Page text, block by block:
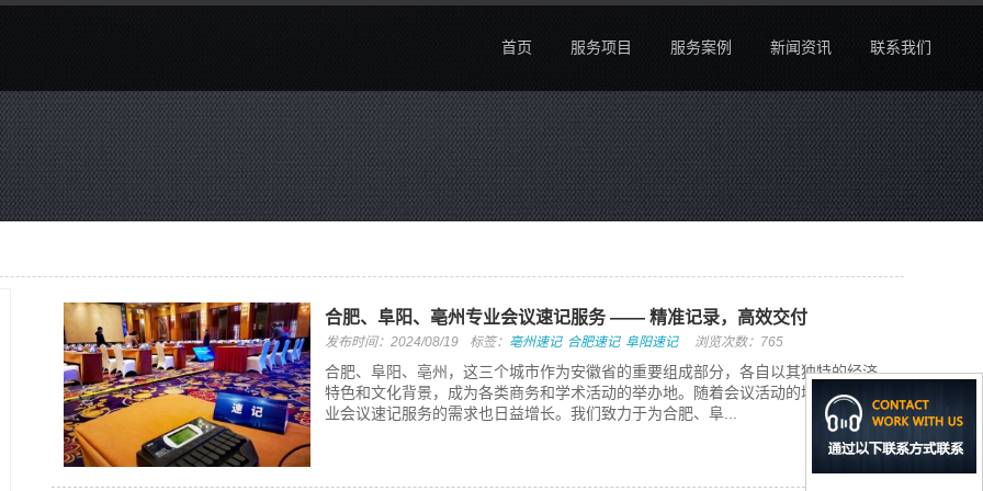
首页 服务项目 服务案例 新闻资讯 联系我们
合肥、阜阳、亳州专业会议速记服务 —— 精准记录，高效交付
发布时间：2024/08/19 标签： 亳州速记 合肥速记 阜阳速记 浏览次数：765
合肥、阜阳、亳州，这三个城市作为安徽省的重要组成部分，各自以其独特的经济
特色和文化背景，成为各类商务和学术活动的举办地。随着会议活动的增多，对专
业会议速记服务的需求也日益增长。我们致力于为合肥、阜...